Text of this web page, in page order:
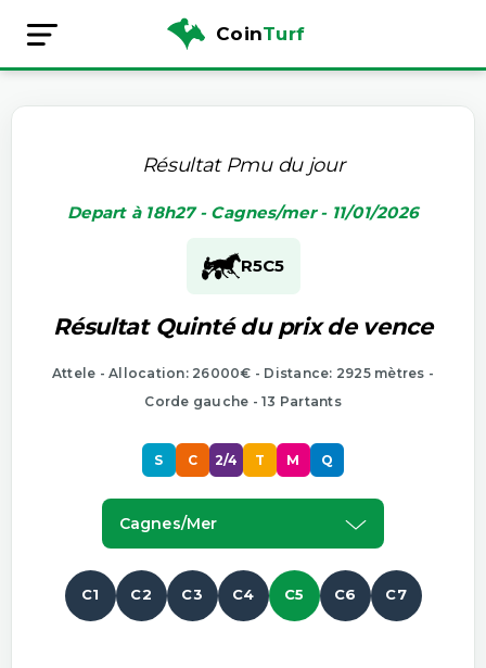
CoinTurf
Résultat Pmu du jour
Depart à 18h27 - Cagnes/mer - 11/01/2026
R5C5
Résultat Quinté du prix de vence
Attele - Allocation: 26000€ - Distance: 2925 mètres -
Corde gauche - 13 Partants
S C 2/4 T M Q
Cagnes/mer
C1 C2 C3 C4 C5 C6 C7